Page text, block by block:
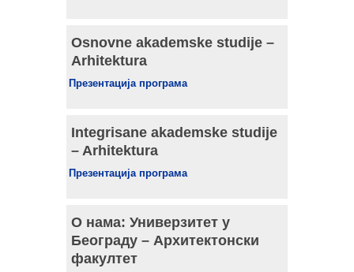
Osnovne akademske studije –
Arhitektura
Презентација програма
Integrisane akademske studije
– Arhitektura
Презентација програма
О нама: Универзитет у
Београду – Архитектонски
факултет